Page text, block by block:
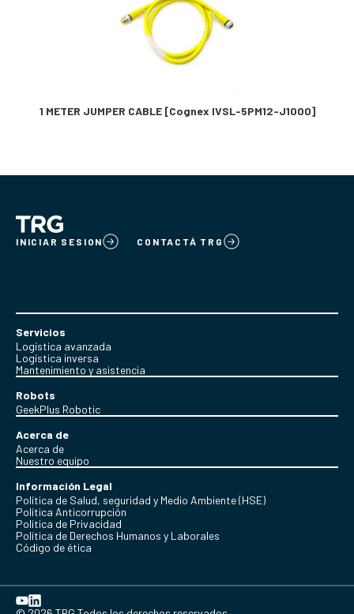
1 METER JUMPER CABLE [Cognex IVSL-5PM12-J1000]
INICIAR SESION CONTACTÁ TRG
Servicios
Logística avanzada
Logística inversa
Mantenimiento y asistencia
Robots
GeekPlus Robotic
Acerca de
Acerca de
Nuestro equipo
Información Legal
Política de Salud, seguridad y Medio Ambiente (HSE)
Política Anticorrupción
Politica de Privacidad
Política de Derechos Humanos y Laborales
Código de ética